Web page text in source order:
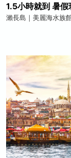
1.5小時就到 暑假
瀨長島｜美麗海水族